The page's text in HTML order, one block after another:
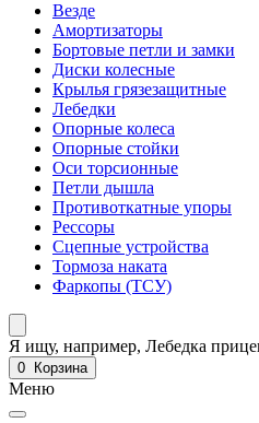
Везде
Амортизаторы
Бортовые петли и замки
Диски колесные
Крылья грязезащитные
Лебедки
Опорные колеса
Опорные стойки
Оси торсионные
Петли дышла
Противоткатные упоры
Рессоры
Сцепные устройства
Тормоза наката
Фаркопы (ТСУ)
Я ищу, например, Лебедка
0 Корзина
Меню